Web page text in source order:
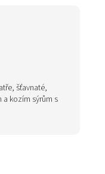
šťavnaté,
kozím sýrům s